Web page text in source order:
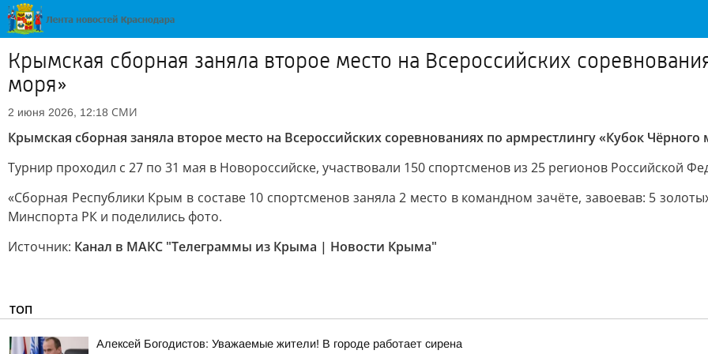
Крымская сборная заняла второе место на Всероссийских
моря»
2 июня 2026, 12:18 СМИ
Крымская сборная заняла второе место на Всероссийских соревнованиях по армрестлингу «Кубок Чёрного
Турнир проходил с 27 по 31 мая в Новороссийске, участвовали 150 спортсменов из 25 регионов Российской
«Сборная Республики Крым в составе 10 спортсменов заняла 2 место в командном зачёте, завоевав: 5
Минспорта РК и поделились фото.
Источник: Канал в МАКС "Телеграммы из Крыма | Новости Крыма"
ТОП
Алексей Богодистов: Уважаемые жители! В городе работает сирена